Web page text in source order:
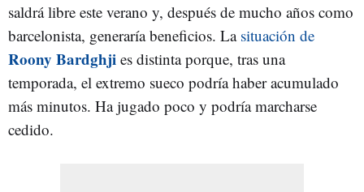
saldrá libre este verano y, después de mucho años como
barcelonista, generaría beneficios. La situación de
Roony Bardghji es distinta porque, tras una
temporada, el extremo sueco podría haber acumulado
más minutos. Ha jugado poco y podría marcharse
cedido.